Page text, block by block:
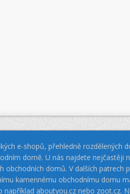
e-shopů, přehledně rozdělených
domě. U nás najdete nejčastěji
domů. V dalších
kamennému obchodnímu domu
aboutyou.cz nebo zoot.cz.